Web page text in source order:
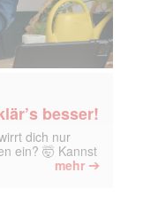
besser!
dich nur
ein? 🤯 Kannst
mehr ➔